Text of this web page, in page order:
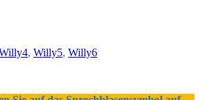
, Willy5, Willy6